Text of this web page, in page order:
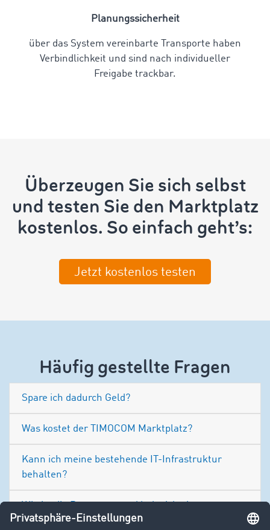
Planungssicherheit
über das System vereinbarte Transporte haben
Verbindlichkeit und sind nach individueller
Freigabe trackbar.
Überzeugen Sie sich selbst
und testen Sie den Marktplatz
kostenlos. So einfach geht’s:
Jetzt kostenlos testen
Häufig gestellte Fragen
Spare ich dadurch Geld?
Was kostet der TIMOCOM Marktplatz?
Kann ich meine bestehende IT-Infrastruktur
behalten?
Ansprechpartner?